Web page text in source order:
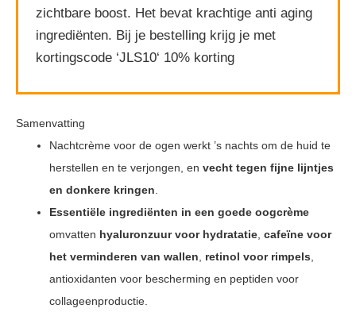
zichtbare boost. Het bevat krachtige anti aging
ingrediënten. Bij je bestelling krijg je met
kortingscode ‘JLS10‘ 10% korting
Samenvatting
Nachtcrème voor de ogen werkt ’s nachts om de huid te
herstellen en te verjongen, en vecht tegen fijne lijntjes
en donkere kringen.
Essentiële ingrediënten in een goede oogcrème
omvatten hyaluronzuur voor hydratatie, cafeïne voor
het verminderen van wallen, retinol voor rimpels,
antioxidanten voor bescherming en peptiden voor
collageenproductie.